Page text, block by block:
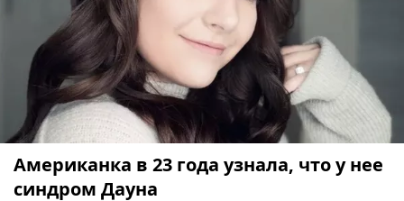
Американка в 23 года узнала, что у нее
синдром Дауна